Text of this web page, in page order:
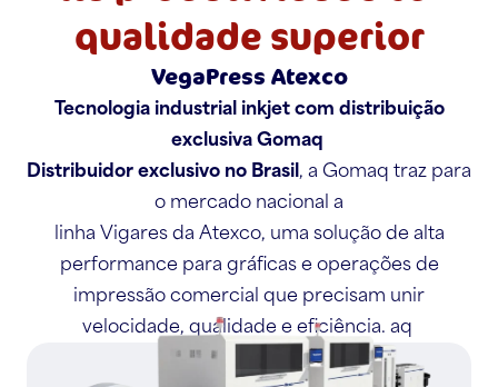
qualidade superior
VegaPress Atexco
Tecnologia industrial inkjet com distribuição
exclusiva Gomaq
Distribuidor exclusivo no Brasil , a Gomaq traz para
o mercado nacional a
linha Vigares da Atexco, uma solução de alta
performance para gráficas e operações de
impressão comercial que precisam unir
velocidade, qualidade e eficiência. aq